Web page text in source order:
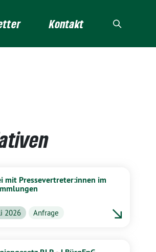
Kontakt
mit Pressevertreter:innen im
2026 Anfrage